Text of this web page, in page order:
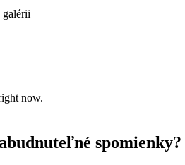
now.
spomienky?